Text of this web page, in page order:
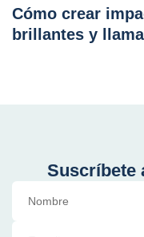
Cómo crear
brillantes y
Suscríbete